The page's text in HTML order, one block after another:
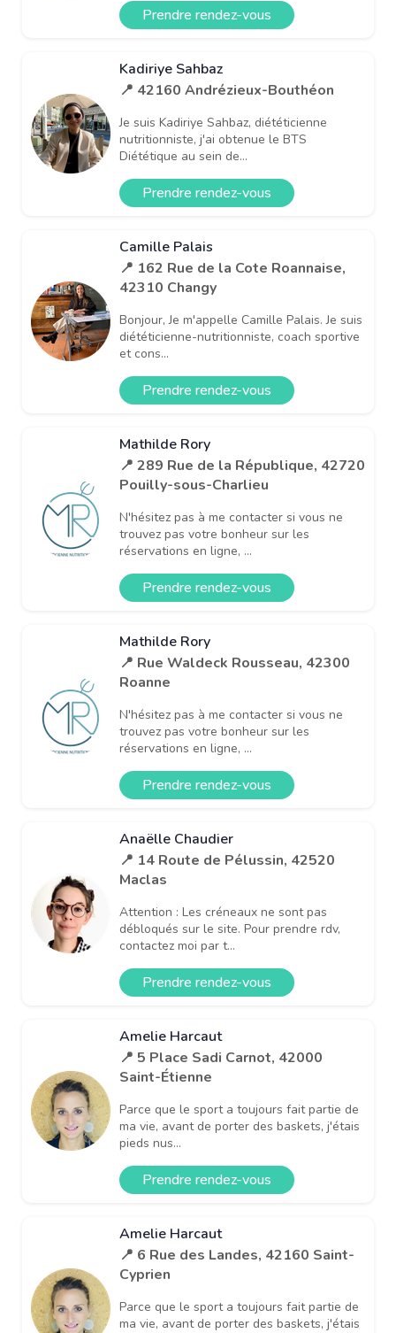
Prendre rendez-vous
Kadiriye Sahbaz
📍 42160 Andrézieux-Bouthéon
Je suis Kadiriye Sahbaz, diététicienne
nutritionniste, j'ai obtenue le BTS
Diététique au sein de...
Prendre rendez-vous
Camille Palais
📍 162 Rue de la Cote Roannaise,
42310 Changy
Bonjour, Je m'appelle Camille Palais. Je suis
diététicienne-nutritionniste, coach sportive
et cons...
Prendre rendez-vous
Mathilde Rory
📍 289 Rue de la République, 42720
Pouilly-sous-Charlieu
N'hésitez pas à me contacter si vous ne
trouvez pas votre bonheur sur les
réservations en ligne, ...
Prendre rendez-vous
Mathilde Rory
📍 Rue Waldeck Rousseau, 42300
Roanne
N'hésitez pas à me contacter si vous ne
trouvez pas votre bonheur sur les
réservations en ligne, ...
Prendre rendez-vous
Anaëlle Chaudier
📍 14 Route de Pélussin, 42520
Maclas
Attention : Les créneaux ne sont pas
débloqués sur le site. Pour prendre rdv,
contactez moi par t...
Prendre rendez-vous
Amelie Harcaut
📍 5 Place Sadi Carnot, 42000
Saint-Étienne
Parce que le sport a toujours fait partie de
ma vie, avant de porter des baskets, j'étais
pieds nus...
Prendre rendez-vous
Amelie Harcaut
📍 6 Rue des Landes, 42160 Saint-
Cyprien
Parce que le sport a toujours fait partie de
ma vie, avant de porter des baskets, j'étais